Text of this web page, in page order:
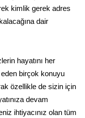
kimlik gerek adres
dair
hayatını her
birçok konuyu
özellikle de sizin için
devam
ihtiyacınız olan tüm